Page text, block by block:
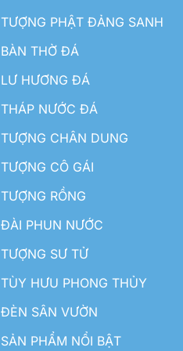
TƯỢNG PHẬT ĐẢNG SANH
BÀN THỜ ĐÁ
LƯ HƯƠNG ĐÁ
THÁP NƯỚC ĐÁ
TƯỢNG CHÂN DUNG
TƯỢNG CÔ GÁI
TƯỢNG RỒNG
ĐÀI PHUN NƯỚC
TƯỢNG SƯ TỬ
TÙY HƯU PHONG THỦY
ĐÈN SÂN VƯỜN
SẢN PHẨM NỔI BẬT